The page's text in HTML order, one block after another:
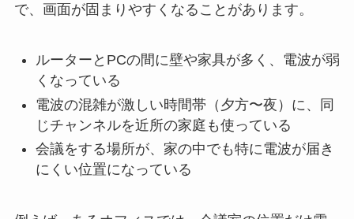
で、画面が固まりやすくなることがあります。
ルーターとPCの間に壁や家具が多く、電波が弱
くなっている
電波の混雑が激しい時間帯（夕方〜夜）に、同
じチャンネルを近所の家庭も使っている
会議をする場所が、家の中でも特に電波が届き
にくい位置になっている